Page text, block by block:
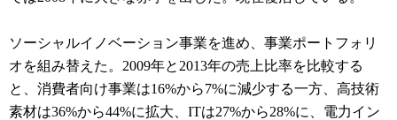
ソーシャルイノベーション事業を進め、事業ポートフォリ
オを組み替えた。2009年と2013年の売上比率を比較する
と、消費者向け事業は16%から7%に減少する一方、高技術
素材は36%から44%に拡大、ITは27%から28%に、電力イン